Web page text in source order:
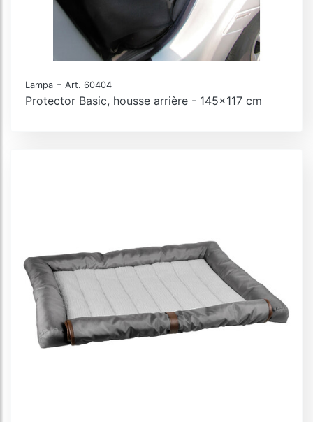
Lampa - Art. 60404
Protector Basic, housse arrière - 145x117 cm